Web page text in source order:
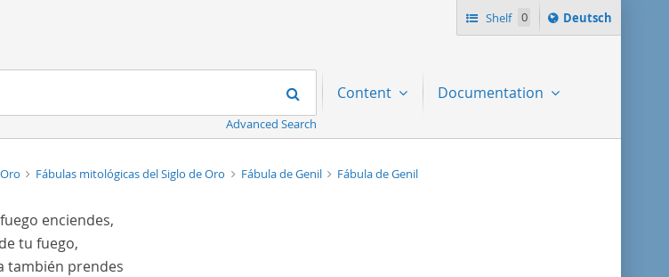
Shelf 0
Sprache
ï¿½ndern
Deutsch
Search
Advanced Search
Content Documentation
Fábulas mitológicas del Siglo de Oro Fábula de Genil Fábula de Genil
enciendes,
tu fuego,
también prendes